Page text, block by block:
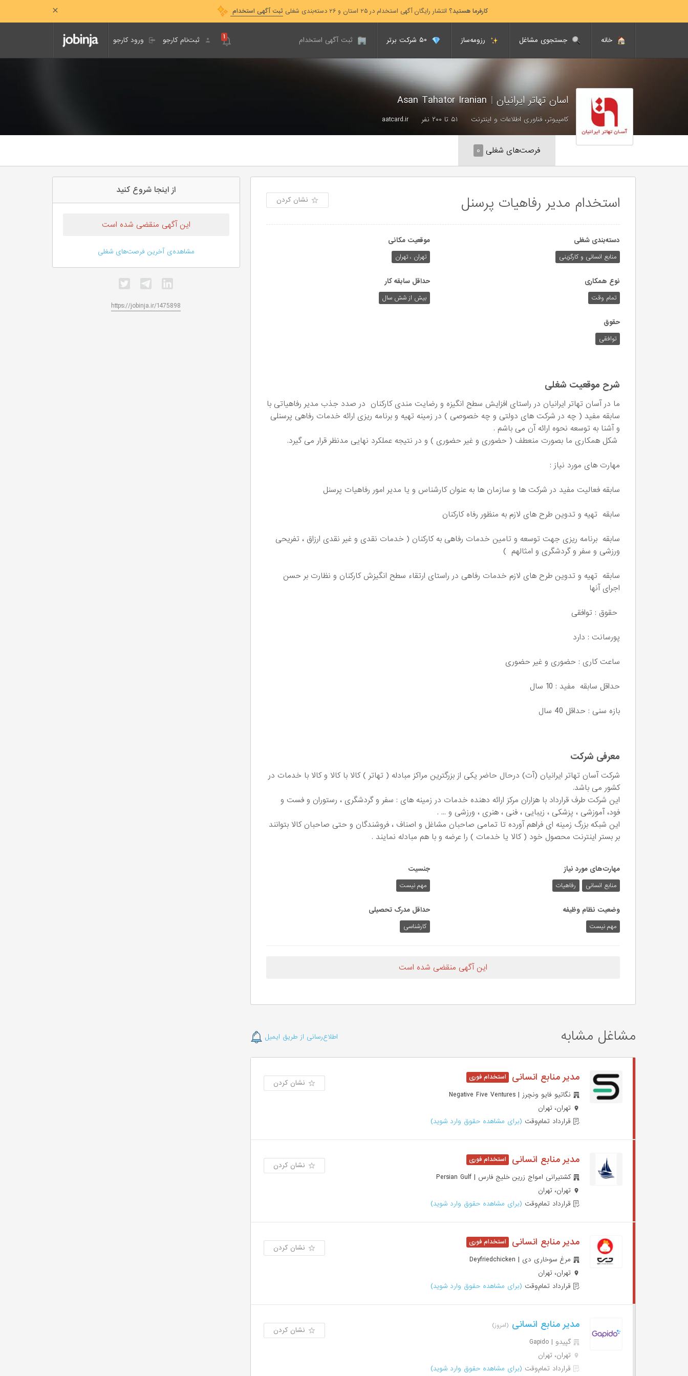
کارفرما هستید؟ انتشار رایگان آگهی استخدام در ۲۵ استان و ۲۶ دسته‌بندی شغلی ثبت آگهی استخدام
خانه جستجوی مشاغل رزومه‌ساز ثبت آگهی استخدام ورود کارجو ثبت‌نام کارجو ۱
اسان تهاتر ایرانیان |
کامپیوتر، فناوری اطلاعات و اینترنت ۵۱ تا ۲۰۰ نفر aatcard.ir
فرصت‌های شغلی ۰
استخدام مدیر رفاهیات پرسنل نشان کردن
دسته‌بندی شغلی
منابع انسانی و کارگزینی
موقعیت مکانی
تهران ، تهران
نوع همکاری
تمام وقت
حداقل سابقه کار
بیش از شش سال
حقوق
توافقی
شرح موقعیت شغلی
ما در آسان تهاتر ایرانیان در راستای افزایش سطح انگیزه و رضایت مندی کارکنان در صدد جذب مدیر رفاهیاتی با
سابقه مفید ( چه در شرکت های دولتی و چه خصوصی ) در زمینه تهیه و برنامه ریزی ارائه خدمات رفاهی پرسنلی
و آشنا به توسعه نحوه ارائه آن می باشم .
شکل همکاری ما بصورت منعطف ( حضوری و غیر حضوری ) و در نتیجه عملکرد نهایی مدنظر قرار می گیرد.
مهارت های مورد نیاز :
سابقه فعالیت مفید در شرکت ها و سازمان ها به عنوان کارشناس و یا مدیر امور رفاهیات پرسنل
سابقه تهیه و تدوین طرح های لازم به منظور رفاه کارکنان
سابقه برنامه ریزی جهت توسعه و تامین خدمات رفاهی به کارکنان ( خدمات نقدی و غیر نقدی ارزاق ، تفریحی
ورزشی و سفر و گردشگری و امثالهم )
سابقه تهیه و تدوین طرح های لازم خدمات رفاهی در راستای ارتقاء سطح انگیزش کارکنان و نظارت بر حسن
اجرای آنها
حقوق : توافقی
پورسانت : دارد
ساعت کاری : حضوری و غیر حضوری
حداقل سابقه مفید : 10 سال
بازه سنی : حداقل 40 سال
معرفی شرکت
شرکت آسان تهاتر ایرانیان (آت) درحال حاضر یکی از بزرگترین مراکز مبادله ( تهاتر ) کالا با کالا و کالا با خدمات در
کشور می باشد.
این شرکت طرف قرارداد با هزاران مرکز ارائه دهنده خدمات در زمینه های : سفر و گردشگری ، رستوران و فست و
فود، آموزشی ، پزشکی ، زیبایی ، فنی ، هنری ، ورزشی و ... .
این شبکه بزرگ زمینه ای فراهم آورده تا تمامی صاحبان مشاغل و اصناف ، فروشندگان و حتی صاحبان کالا بتوانند
بر بستر اینترنت محصول خود ( کالا یا خدمات ) را عرضه و با هم مبادله نمایند .
مهارت‌های مورد نیاز
منابع انسانی رفاهیات
جنسیت
مهم نیست
وضعیت نظام وظیفه
مهم‌ نیست
حداقل مدرک تحصیلی
کارشناسی
این آگهی منقضی شده است
مشاغل مشابه اطلاع‌رسانی از طریق ایمیل
مدیر منابع انسانی
نگاتیو فایو ونچرز | Negative Five Ventures
تهران، تهران
قرارداد تمام‌وقت (برای مشاهده حقوق وارد شوید)
نشان کردن
مدیر منابع انسانی
کشتیرانی امواج زرین خلیج فارس | Persian Gulf
تهران، تهران
قرارداد تمام‌وقت (برای مشاهده حقوق وارد شوید)
نشان کردن
مدیر منابع انسانی
مرغ سوخاری دی | Deyfriedchicken
تهران، تهران
قرارداد تمام‌وقت (برای مشاهده حقوق وارد شوید)
نشان کردن
مدیر منابع انسانی (امروز)
گپیدو | Gapido
تهران، تهران
قرارداد تمام‌وقت (برای مشاهده حقوق وارد شوید)
نشان کردن
از اینجا شروع کنید
این آگهی منقضی شده است
مشاهده‌ی آخرین فرصت‌های شغلی
https://jobinja.ir/1475898